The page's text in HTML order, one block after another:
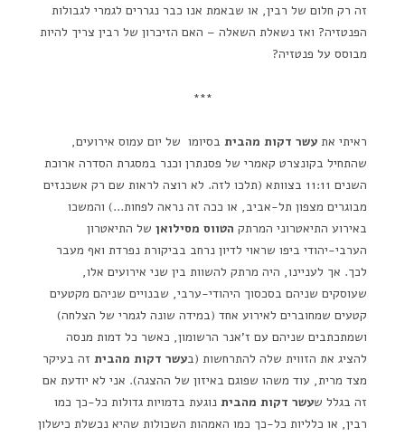
זה רק חלום של רבין, או שבאמת אנו כבר נגררים לגמרי לגבולות
הפנטזיה? ואז נשאלת השאלה – האם הזיכרון של רבין צריך להיות
מבוסס על פנטזיה?
***
ראיתי את עשר דקות מהבית בסיומו של יום עמוס אירועים,
שהתחיל בקונצרט קאמרי של פסנתרן וכנר במסגרת הסדרה ארוכת
השנים 11:11 בצוותא (תלכו לזה. לא רוצה לראות שם רק אשכנזים
מבוגרים מצפון תל-אביב, או ככה זה נראה לפחות…) והמשכו
באירוע התיאטרוני המרתק הטווס מסילואן של התיאטרון
הערבי-יהודי ביפו שראוי לדיון נרחב בביקורת נפרדת ואף מעבר
לכך. אך לעניינו, היה מרתק להשוות בין שני אירועים אלו,
שעוסקים שניהם בסכסוך היהודי-ערבי, שבנויים שניהם מקטעים
קטעים שמחוברים לאירוע אחד (במידה שונה לגמרי של הצלחה)
ושמתכתבים שניהם עם ז'אנר הרשומון, כאשר כל דמות מנסה
להציג את הזווית שלה להתרחשות (בעשר דקות מהבית זה בעיקר
מצד מרית, עוד משהו שפוגם באיזון של ההצגה). אני לא יודעת אם
זה בגלל שעשר דקות מהבית נוגעת בדמויות גדולות כל-כך כמו
רבין, או כלליות כל-כך כמו האמהות השכולות שהיא נכשלת כישלון